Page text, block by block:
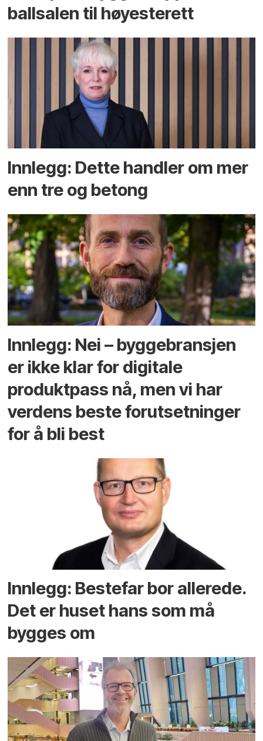
ballsalen til høyesterett
Innlegg: Dette handler om mer
enn tre og betong
Innlegg: Nei – byggebransjen
er ikke klar for digitale
produktpass nå, men vi har
verdens beste forutsetninger
for å bli best
Innlegg: Bestefar bor allerede.
Det er huset hans som må
bygges om